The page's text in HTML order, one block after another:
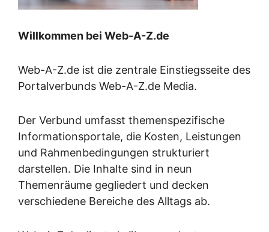
Willkommen bei Web-A-Z.de
Web-A-Z.de ist die zentrale Einstiegsseite des
Portalverbunds Web-A-Z.de Media.
Der Verbund umfasst themenspezifische
Informationsportale, die Kosten, Leistungen
und Rahmenbedingungen strukturiert
darstellen. Die Inhalte sind in neun
Themenräume gegliedert und decken
verschiedene Bereiche des Alltags ab.